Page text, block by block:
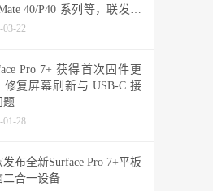
40/P40 系列等，联发科
机型可能无缘
03-22
Pro 7+ 获得首次固件更
修复屏幕刷新与 USB-C 接
题
01-28
发布全新Surface Pro 7+平板
二合一设备